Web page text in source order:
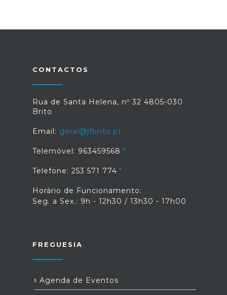
CONTACTOS
Rua de Santa Helena, nº 32 4805-030
Brito
Email: geral@jfbrito.pt
Telemóvel: 963459568
Telefone: 253 571 774
Horário de Funcionamento:
Seg. a Sex.: 9h - 12h30 / 13h30 - 17h00
FREGUESIA
Agenda de Eventos